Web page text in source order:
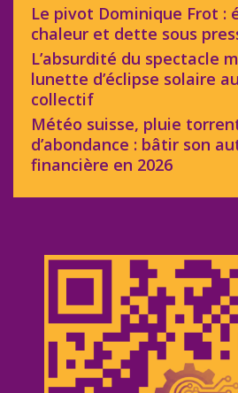
Le pivot Dominique Frot :
chaleur et dette sous
L’absurdité du spectacle
lunette d’éclipse solaire
collectif
Météo suisse, pluie
d’abondance : bâtir son
financière en 2026